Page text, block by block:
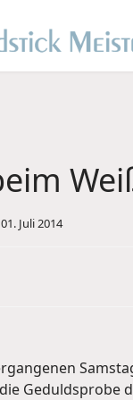
Juli 2014
Geduldsprobe